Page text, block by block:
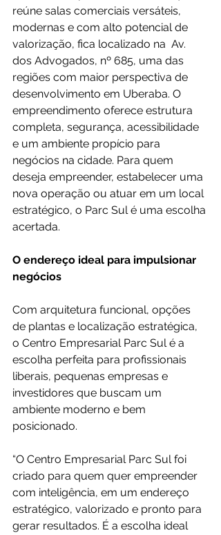
reúne salas comerciais versáteis,
modernas e com alto potencial de
valorização, fica localizado na  Av.
dos Advogados, nº 685, uma das
regiões com maior perspectiva de
desenvolvimento em Uberaba. O
empreendimento oferece estrutura
completa, segurança, acessibilidade
e um ambiente propício para
negócios na cidade. Para quem
deseja empreender, estabelecer uma
nova operação ou atuar em um local
estratégico, o Parc Sul é uma escolha
acertada.
O endereço ideal para impulsionar
negócios
Com arquitetura funcional, opções
de plantas e localização estratégica,
o Centro Empresarial Parc Sul é a
escolha perfeita para profissionais
liberais, pequenas empresas e
investidores que buscam um
ambiente moderno e bem
posicionado.
“O Centro Empresarial Parc Sul foi
criado para quem quer empreender
com inteligência, em um endereço
estratégico, valorizado e pronto para
gerar resultados. É a escolha ideal